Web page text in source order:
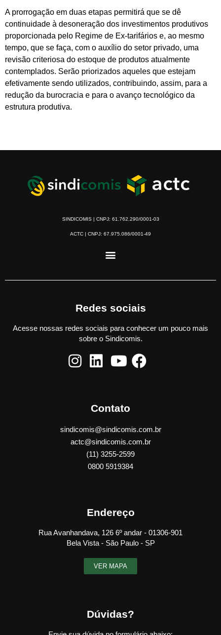
A prorrogação em duas etapas permitirá que se dê
continuidade à desoneração dos investimentos produtivos
proporcionada pelo Regime de Ex-tarifários e, ao mesmo
tempo, que se faça, com o auxílio do setor privado, uma
revisão criteriosa do estoque de produtos atualmente
contemplados. Serão priorizados aqueles que estejam
efetivamente sendo utilizados, contribuindo, assim, para a
redução da burocracia e para o avanço tecnológico da
estrutura produtiva.
SINDICOMIS | CNPJ: 61.762.290/0001-03
ACTC | CNPJ: 67.975.086/0001-49
Redes sociais
Acesse nossas redes sociais para conhecer um pouco mais
sobre o Sindicomis.
Contato
sindicomis@sindicomis.com.br
actc@sindicomis.com.br
(11) 3255-2599
0800 5919384
Endereço
Rua Avanhandava, 126 6º andar - 01306-901
Bela Vista - São Paulo - SP
VER MAPA
Dúvidas?